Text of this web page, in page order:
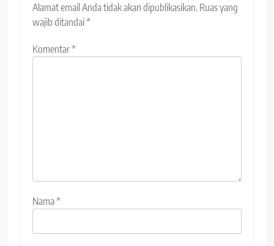
Alamat email Anda tidak akan dipublikasikan. Ruas yang
wajib ditandai*
Komentar*
Nama*